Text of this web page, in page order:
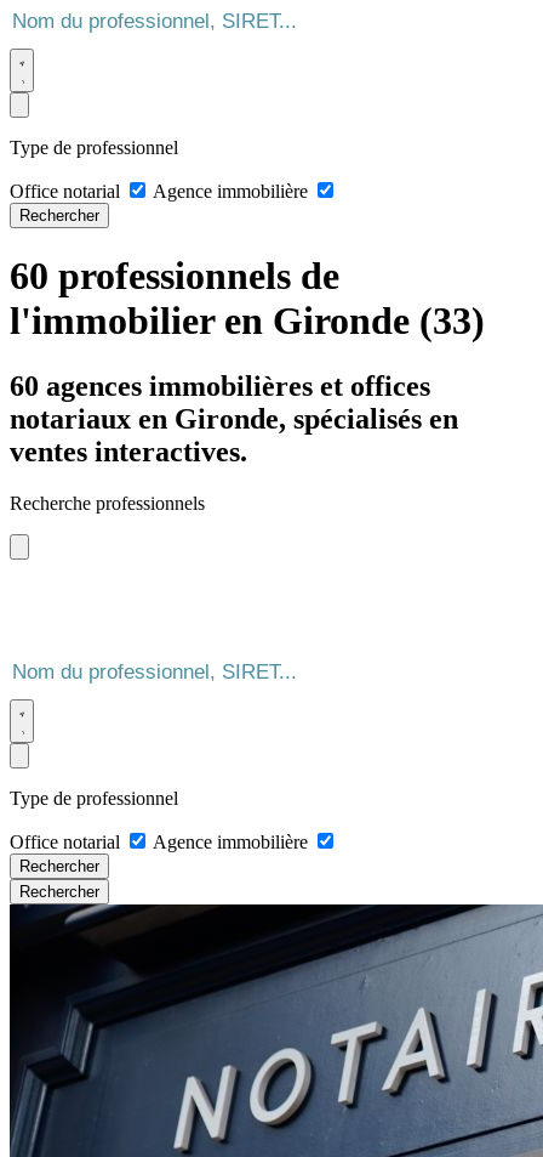
Type de professionnel
Office notarial Agence immobilière
Rechercher
60 professionnels de
l'immobilier en Gironde (33)
60 agences immobilières et offices
notariaux en Gironde, spécialisés en
ventes interactives.
Recherche professionnels
Type de professionnel
Office notarial Agence immobilière
Rechercher
Rechercher